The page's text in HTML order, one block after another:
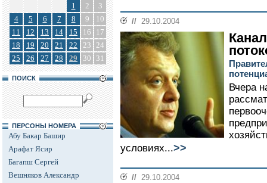
1 2
3
4
5 6 7 8 9
10
11
12 13 14 15 16
17
18
19 20 21 22 23 24
25
26 27 28 29 30 31
ПОИСК
ПЕРСОНЫ НОМЕРА
Абу Бакар Башир
Арафат Ясир
Багапш Сергей
Вешняков Александр
// 29.10.2004
Вчера
условиях...>>
// 29.10.2004